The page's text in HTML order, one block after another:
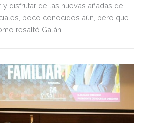
disfrutar de las nuevas añadas de
poco conocidos aún, pero que
resaltó Galán.